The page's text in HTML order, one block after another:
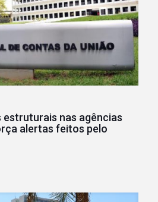
estruturais nas agências
alertas feitos pelo